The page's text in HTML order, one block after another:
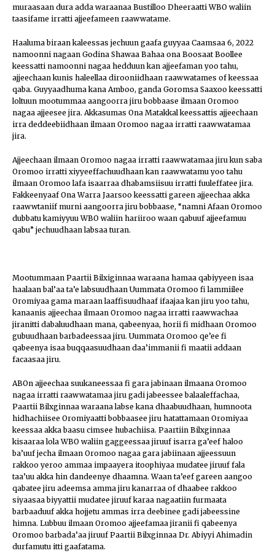
muraasaan dura adda waraanaa Bustilloo Dheeraatti WBO waliin
taasifame irratti ajjeefameen raawwatame.
Haaluma biraan kaleessas jechuun gaafa guyyaa Caamsaa 6, 2022
namoonni nagaan Godina Shawaa Bahaa ona Boosaat Boollee
keessatti namoonni nagaa hedduun kan ajjeefaman yoo tahu,
ajjeechaan kunis haleellaa dirooniidhaan raawwatames of keessaa
qaba. Guyyaadhuma kana Amboo, ganda Goromsa Saaxoo keessatti
loltuun mootummaa aangoorra jiru bobbaase ilmaan Oromoo
nagaa ajjeesee jira. Akkasumas Ona Matakkal keessattis ajjeechaan
irra deddeebiidhaan ilmaan Oromoo nagaa irratti raawwatamaa
jira.
Ajjeechaan ilmaan Oromoo nagaa irratti raawwatamaa jiru kun saba
Oromoo irratti xiyyeeffachuudhaan kan raawwatamu yoo tahu
ilmaan Oromoo lafa isaarraa dhabamsiisuu irratti fuuleffatee jira.
Fakkeenyaaf Ona Warra Jaarsoo keessatti gareen ajjeechaa akka
raawwtaniif murni aangoorra jiru bobbaase, “namni Afaan Oromoo
dubbatu kamiyyuu WBO waliin hariiroo waan qabuuf ajjeefamuu
qabu” jechuudhaan labsaa turan.
Mootummaan Paartii Bilxiginnaa waraana hamaa qabiyyeen isaa
haalaan bal’aa ta’e labsuudhaan Uummata Oromoo fi lammiilee
Oromiyaa gama maraan laaffisuudhaaf ifaajaa kan jiru yoo tahu,
kanaanis ajjeechaa ilmaan Oromoo nagaa irratti raawwachaa
jiranitti dabaluudhaan mana, qabeenyaa, horii fi midhaan Oromoo
gubuudhaan barbadeessaa jiru. Uummata Oromoo qe’ee fi
qabeenya isaa buqqaasuudhaan daa’immanii fi maatii addaan
facaasaa jiru.
ABOn ajjeechaa suukaneessaa fi gara jabinaan ilmaana Oromoo
nagaa irratti raawwatamaa jiru gadi jabeessee balaaleffachaa,
Paartii Bilxginnaa waraana labse kana dhaabuudhaan, humnoota
hidhachiisee Oromiyaatti bobbaasee jiru hatattamaan Oromiyaa
keessaa akka baasu cimsee hubachiisa. Paartiin Bilxginnaa
kisaaraa lola WBO waliin gaggeessaa jiruuf isarra ga’eef haloo
ba’uuf jecha ilmaan Oromoo nagaa gara jabiinaan ajjeessuun
rakkoo yeroo ammaa impaayera itoophiyaa mudatee jiruuf fala
taa’uu akka hin dandeenye dhaamna. Waan ta’eef gareen aangoo
qabatee jiru adeemsa amma jiru kanarraa of dhaabee rakkoo
siyaasaa biyyattii mudatee jiruuf karaa nagaatiin furmaata
barbaaduuf akka hojjetu ammas irra deebinee gadi jabeessine
himna. Lubbuu ilmaan Oromoo ajjeefamaa jiranii fi qabeenya
Oromoo barbada’aa jiruuf Paartii Bilxginnaa Dr. Abiyyi Ahimadin
durfamutu itti gaafatama.